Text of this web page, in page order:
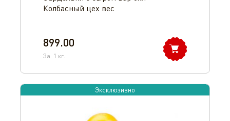
Колбасный цех вес
899.00
За 1 кг.
Эксклюзивно